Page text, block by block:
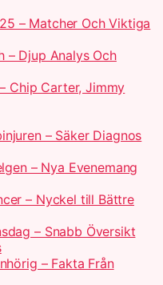
– Matcher Och Viktiga
– Djup Analys Och
Chip Carter, Jimmy
– Säker Diagnos
– Nya Evenemang
– Nyckel till Bättre
– Snabb Översikt
– Fakta Från